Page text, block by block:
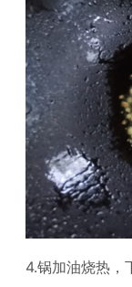
4.锅加油烧热，